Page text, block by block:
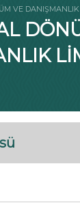
VE